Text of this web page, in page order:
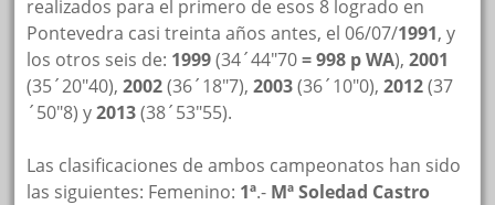
realizados para el primero de esos 8 logrado en
Pontevedra casi treinta años antes, el 06/07/1991, y
los otros seis de: 1999(34´44″70= 998 p WA),2001
(35´20″40),2002(36´18″7),2003(36´10″0),2012(37
´50″8) y2013(38´53″55).
Las clasificaciones de ambos campeonatos han sido
las siguientes: Femenino: 1ª.- Mª Soledad Castro